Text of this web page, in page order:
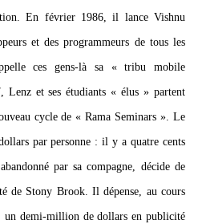
En février 1986, il lance Vishnu
et des programmeurs de tous les
ces gens-là sa « tribu mobile
et ses étudiants « élus » partent
cycle de « Rama Seminars ». Le
par personne : il y a quatre cents
par sa compagne, décide de
de Stony Brook. Il dépense, au cours
un demi-million de dollars en publicité